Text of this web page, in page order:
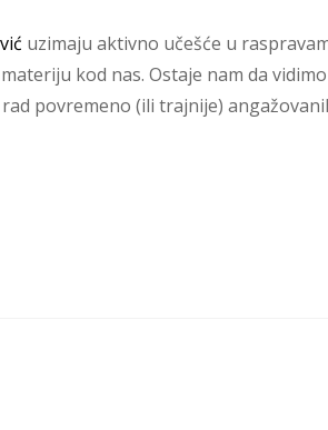
uzimaju aktivno učešće u
kod nas. Ostaje nam da
povremeno (ili trajnije)